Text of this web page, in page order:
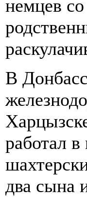
немцев
В
работал
два сына